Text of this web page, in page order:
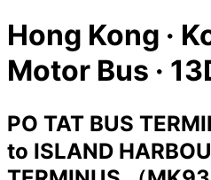
Hong Kong ·
Motor Bus ·
PO TAT BUS
to ISLAND